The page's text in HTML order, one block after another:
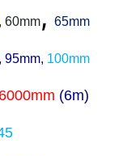
60mm, 65mm
95mm, 100mm
6000mm (6m)